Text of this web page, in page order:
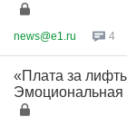
news@e1.ru 4
«Плата за
Эмоциональная